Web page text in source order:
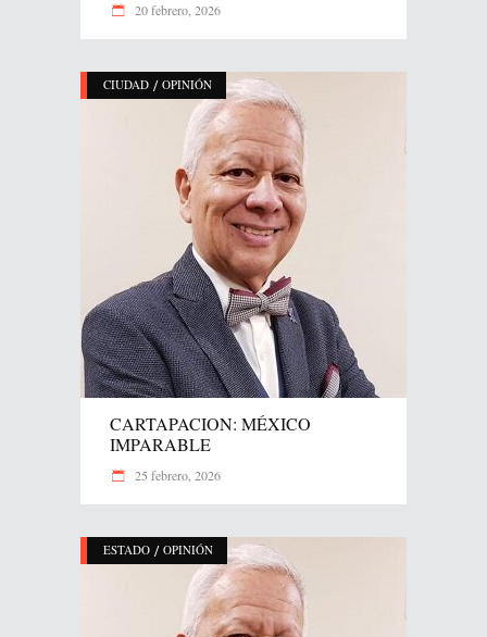
20 febrero, 2026
CIUDAD / OPINIÓN
CARTAPACION: MÉXICO
IMPARABLE
25 febrero, 2026
ESTADO / OPINIÓN